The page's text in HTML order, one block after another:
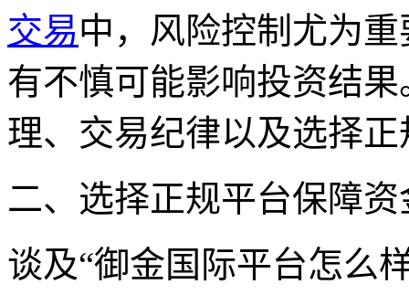
交易中，风险控制尤为
有不慎可能影响投资结
理、交易纪律以及选择
二、选择正规平台保障资
谈及“御金国际平台怎么